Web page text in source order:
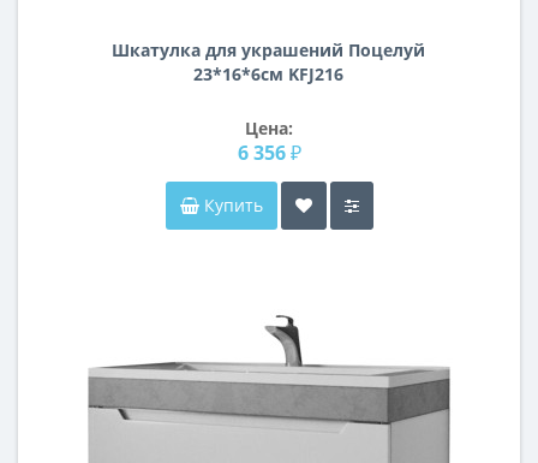
Шкатулка для украшений Поцелуй
23*16*6см KFJ216
Цена:
6 356 ₽
Купить